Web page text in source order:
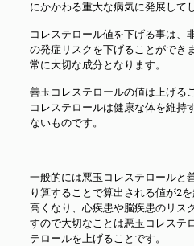
にかかわる重大な病気に発展して
コレステロール値を下げる事は、
の発症リスクを下げることができ
常に大切な成分となります。
善玉コレステロールの値は上げる
コレステロールは健康な体を維持
ないものです。
一般的には悪玉コレステロールと
り算することで算出される値が2
高くなり、心疾患や脳疾患のリス
すので大切なことは悪玉コレステ
テロールを上げることです。